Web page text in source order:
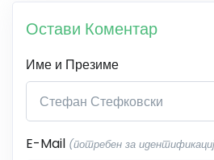
Остави Коментар
Име и Презиме
E-Mail (потребен за